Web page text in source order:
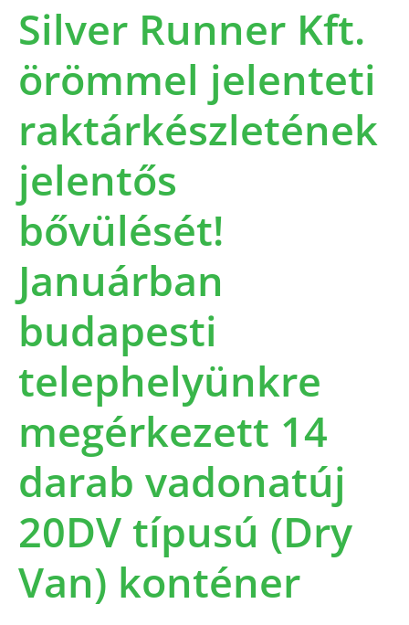
Silver Runner Kft.
örömmel jelenteti
raktárkészletének
jelentős
bővülését!
Januárban
budapesti
telephelyünkre
megérkezett 14
darab vadonatúj
20DV típusú (Dry
Van) konténer